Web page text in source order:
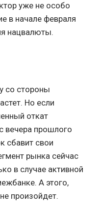
уже не особо
в начале февраля
нацвалюты.
со стороны
Но если
откат
вечера прошлого
сбавит свои
рынка сейчас
в случае активной
А этого,
произойдет.